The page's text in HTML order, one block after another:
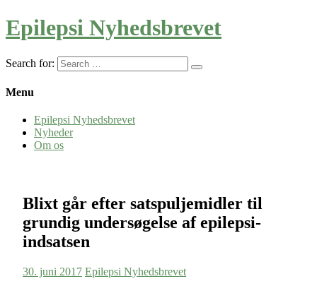
Epilepsi Nyhedsbrevet
Search for:
Menu
Epilepsi Nyhedsbrevet
Nyheder
Om os
Blixt går efter satspuljemidler til
grundig undersøgelse af epilepsi-
indsatsen
30. juni 2017 Epilepsi Nyhedsbrevet